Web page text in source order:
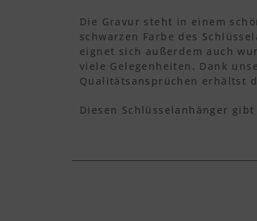
Die Gravur steht in einem
schwarzen Farbe des
eignet sich außerdem auch
viele Gelegenheiten. Dank
Qualitätsansprüchen erhältst
Diesen Schlüsselanhänger